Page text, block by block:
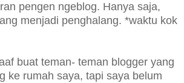
pengen ngeblog. Hanya saja,
menjadi penghalang. *waktu kok
buat teman- teman blogger yang
ke rumah saya, tapi saya belum